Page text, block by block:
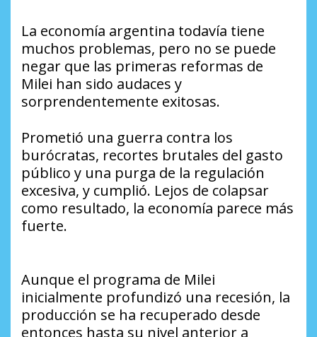
La economía argentina todavía tiene
muchos problemas, pero no se puede
negar que las primeras reformas de
Milei han sido audaces y
sorprendentemente exitosas.
Prometió una guerra contra los
burócratas, recortes brutales del gasto
público y una purga de la regulación
excesiva, y cumplió. Lejos de colapsar
como resultado, la economía parece más
fuerte.
Aunque el programa de Milei
inicialmente profundizó una recesión, la
producción se ha recuperado desde
entonces hasta su nivel anterior a